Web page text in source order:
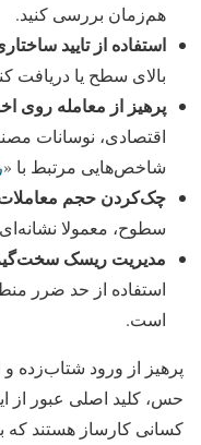
هم‌زمان بررسی کنید.
استفاده از تایید
بالای سطح یا دریافت
پرهیز از معامله روی
اقتصادی، نوسانات
شاخص‌هایی مرتبط با «
چک‌کردن حجم
سطوح، معمولا
مدیریت ریسک
استفاده از حد ضرر
است.
پرهیز از ورود شتاب‌زده
حس، کلید اصلی عبور از
کسانی کارساز هستند که